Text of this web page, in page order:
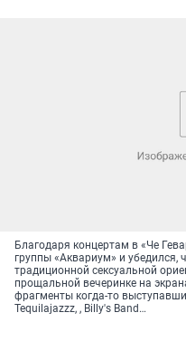
Благодаря концертам в «Че
группы «Аквариум» и убедился,
традиционной сексуальной
прощальной вечеринке на
фрагменты когда-то
Tequilajazzz, , Billy's Band…